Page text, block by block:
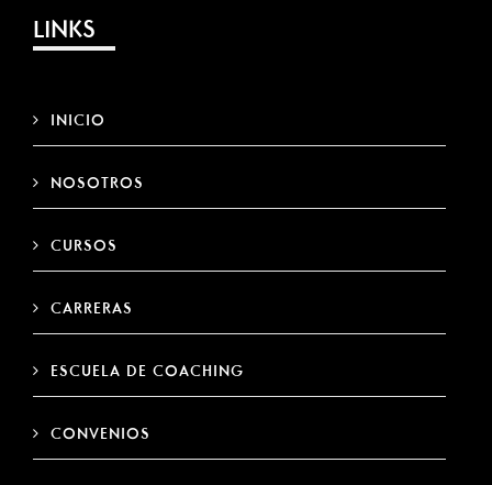
LINKS
INICIO
NOSOTROS
CURSOS
CARRERAS
ESCUELA DE COACHING
CONVENIOS